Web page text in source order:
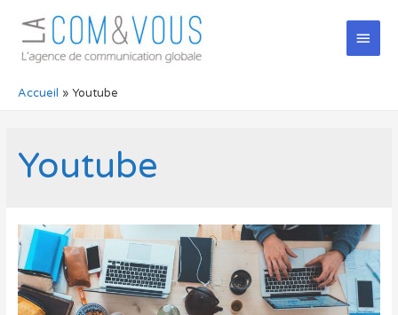
Accueil Youtube
Youtube